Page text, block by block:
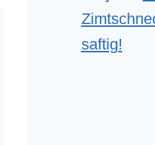
saftig!